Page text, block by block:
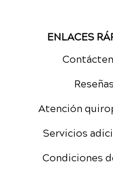
ENLACES
Reseñas
Atención
Servicios
Condiciones